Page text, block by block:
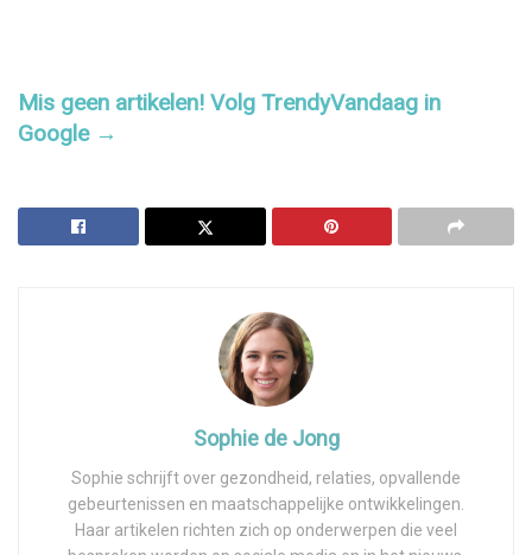
Mis geen artikelen! Volg TrendyVandaag in
Google →
Sophie de Jong
Sophie schrijft over gezondheid, relaties, opvallende
gebeurtenissen en maatschappelijke ontwikkelingen.
Haar artikelen richten zich op onderwerpen die veel